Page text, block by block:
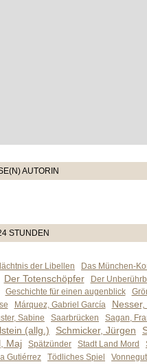
AUTORIN
STUNDEN
der Libellen Das München-
Der Totenschöpfer
Der
Geschichte für einen augenblick
Márquez, Gabriel García
Sabine Saarbrücken
Sagan,
(allg.) Schmicker, Jürgen
Maj Spätzünder Stadt Land Mord
Gutiérrez Tödliches Spiel